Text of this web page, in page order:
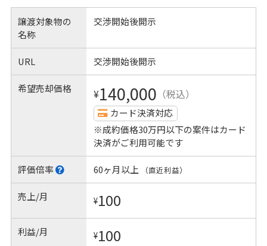
譲渡対象物の
名称
交渉開始後開示
URL 交渉開始後開示
希望売却価格 ¥140,000 （税込）
カード決済対応
※成約価格30万円以下の案件はカード
決済がご利用可能です
評価倍率 60ヶ月以上 （直近利益）
売上/月 ¥100
利益/月 ¥100